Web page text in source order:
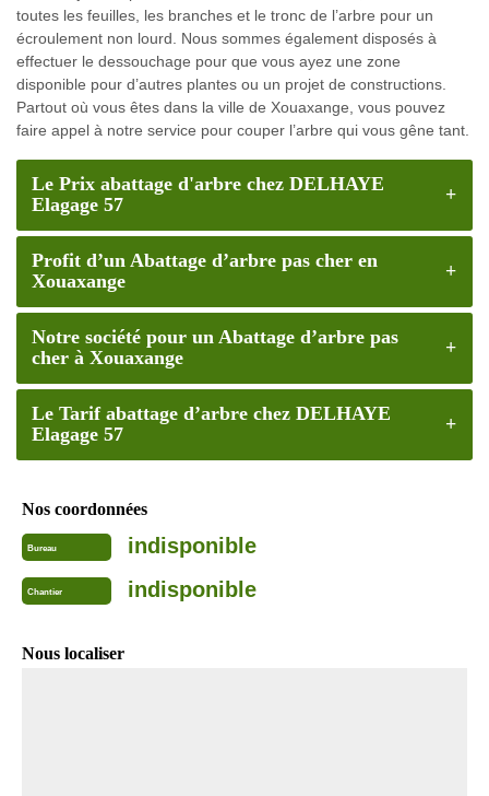
toutes les feuilles, les branches et le tronc de l’arbre pour un
écroulement non lourd. Nous sommes également disposés à
effectuer le dessouchage pour que vous ayez une zone
disponible pour d’autres plantes ou un projet de constructions.
Partout où vous êtes dans la ville de Xouaxange, vous pouvez
faire appel à notre service pour couper l’arbre qui vous gêne tant.
Le Prix abattage d'arbre chez DELHAYE
Elagage 57
Profit d’un Abattage d’arbre pas cher en
Xouaxange
Notre société pour un Abattage d’arbre pas
cher à Xouaxange
Le Tarif abattage d’arbre chez DELHAYE
Elagage 57
Nos coordonnées
Bureau indisponible
Chantier indisponible
Nous localiser